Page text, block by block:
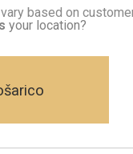
vary based on
your location?